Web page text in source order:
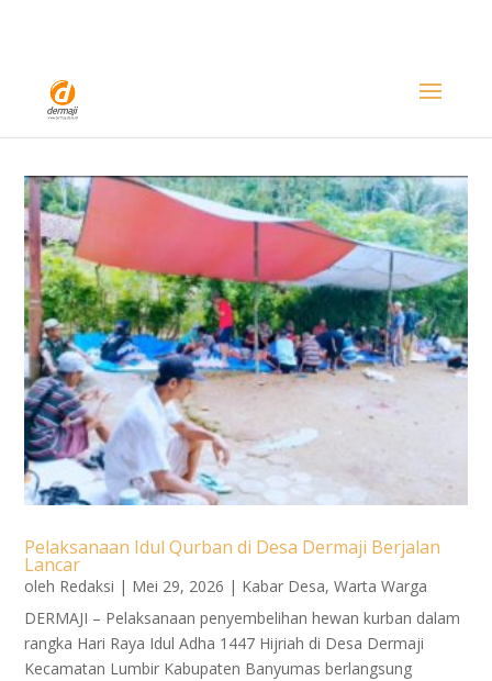
Pelaksanaan Idul Qurban di Desa Dermaji Berjalan
Lancar
oleh Redaksi | Mei 29, 2026 | Kabar Desa,Warta Warga
DERMAJI – Pelaksanaan penyembelihan hewan kurban dalam
rangka Hari Raya Idul Adha 1447 Hijriah di Desa Dermaji
Kecamatan Lumbir Kabupaten Banyumas berlangsung